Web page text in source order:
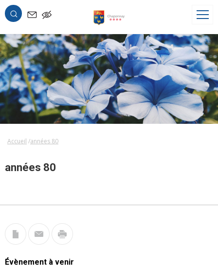
OK
Accueil années 80
années 80
Évènement à venir